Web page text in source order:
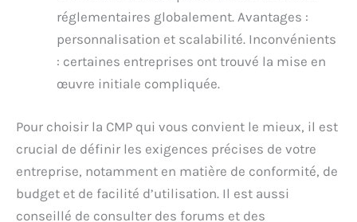
réglementaires globalement. Avantages :
personnalisation et scalabilité. Inconvénients
: certaines entreprises ont trouvé la mise en
œuvre initiale compliquée.
Pour choisir la CMP qui vous convient le mieux, il est
crucial de définir les exigences précises de votre
entreprise, notamment en matière de conformité, de
budget et de facilité d’utilisation. Il est aussi
conseillé de consulter des forums et des